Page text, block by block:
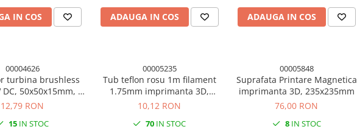
IN COS ADAUGA IN COS ADAUGA IN COS
00004626
turbina brushless
DC, 50x50x15mm, 2
pini
12,79 RON
15 IN STOC
00005235
Tub teflon rosu 1m filament
1.75mm imprimanta 3D,
2*4mm (PTFE)
10,12 RON
70 IN STOC
00005848
Suprafata Printare Magnetica
imprimanta 3D, 235x235mm
76,00 RON
8IN STOC